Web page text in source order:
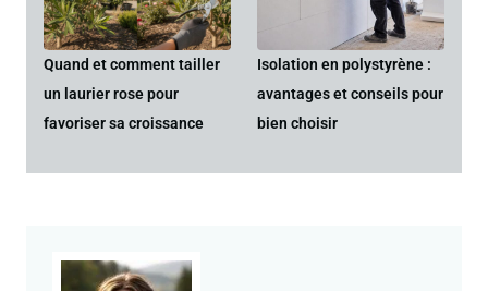
Quand et comment tailler
un laurier rose pour
favoriser sa croissance
Isolation en polystyrène :
avantages et conseils pour
bien choisir